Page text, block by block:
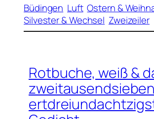
Büdingen Luft Ostern &
Silvester & Wechsel Zweizeiler
Rotbuche, weiß &